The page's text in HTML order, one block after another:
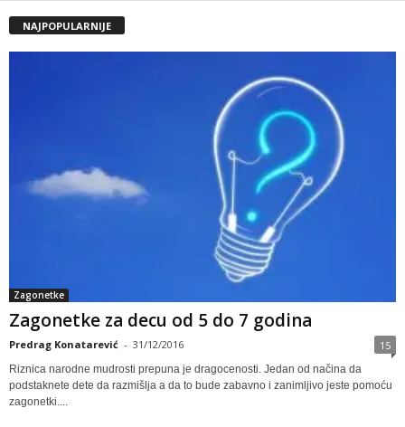
NAJPOPULARNIJE
Zagonetke
Zagonetke za decu od 5 do 7 godina
Predrag Konatarević - 31/12/2016 15
Riznica narodne mudrosti prepuna je dragocenosti. Jedan od načina da
podstaknete dete da razmišlja a da to bude zabavno i zanimljivo jeste pomoću
zagonetki....